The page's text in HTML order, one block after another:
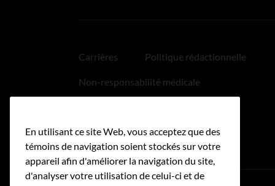
Carrières Politique rédactionnelle
Non-responsabilité médicale
Accessibilité
En utilisant ce site Web, vous acceptez que des
témoins de navigation soient stockés sur votre
appareil afin d'améliorer la navigation du site,
d'analyser votre utilisation de celui-ci et de